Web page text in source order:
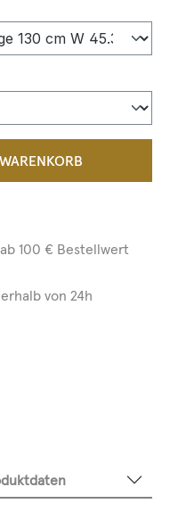
100 € Bestellwert
von 24h